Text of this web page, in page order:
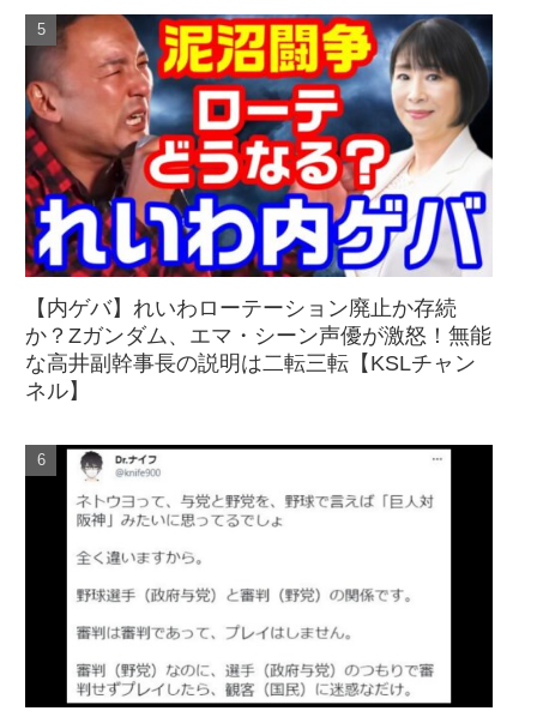
【内ゲバ】れいわローテーション廃止か存続
か？Zガンダム、エマ・シーン声優が激怒！無能
な高井副幹事長の説明は二転三転【KSLチャン
ネル】